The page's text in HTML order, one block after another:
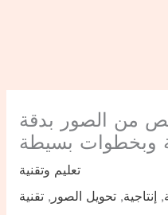
من الصور بدقة
وبخطوات بسيطة
تعليم وتقنية
, إنتاجية,تحويل الصور ,